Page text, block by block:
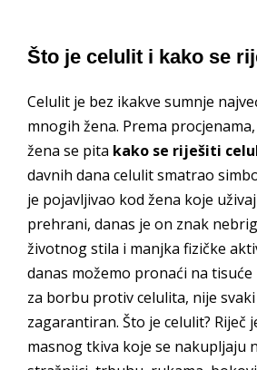
Što je celulit i kako se
Celulit je bez ikakve sumnje
mnogih žena. Prema
žena se pita kako se riješiti
davnih dana celulit smatrao
je pojavljivao kod žena koje
prehrani, danas je on znak
životnog stila i manjka fizičke
danas možemo pronaći na
za borbu protiv celulita, nije
zagarantiran. Što je celulit? Riječ
masnog tkiva koje se nakupljaju